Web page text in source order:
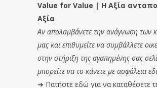
Value for Value | Η Αξία
Αξία
Αν απολαμβάνετε την ανάγνωση των
μας και επιθυμείτε να συμβάλλετε
στην στήριξη της αγαπημένης σας
μπορείτε να το κάνετε με ασφάλεια
➔ Πατήστε εδώ για να καταθέσετε